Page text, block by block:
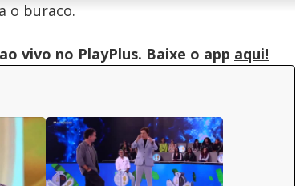
exibição exclusiva em território brasileiro :-(
o buraco.
vivo no PlayPlus. Baixe o app aqui!